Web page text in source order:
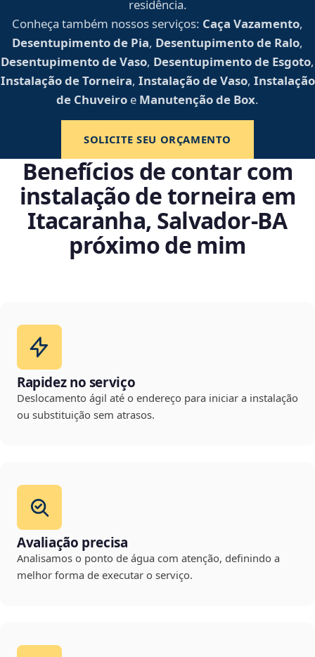
residência.
Conheça também nossos serviços: Caça Vazamento,
Desentupimento de Pia, Desentupimento de Ralo,
Desentupimento de Vaso, Desentupimento de Esgoto,
Instalação de Torneira, Instalação de Vaso, Instalação
de Chuveiro e Manutenção de Box.
SOLICITE SEU ORÇAMENTO
Benefícios de contar com
instalação de torneira em
Itacaranha, Salvador‑BA
próximo de mim
Rapidez no serviço
Deslocamento ágil até o endereço para iniciar a instalação
ou substituição sem atrasos.
Avaliação precisa
Analisamos o ponto de água com atenção, definindo a
melhor forma de executar o serviço.